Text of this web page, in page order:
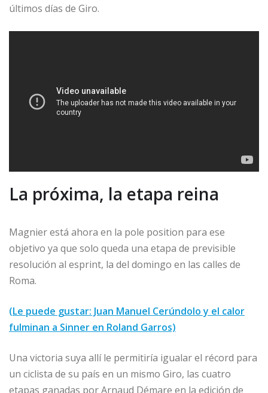
últimos días de Giro.
La próxima, la etapa reina
Magnier está ahora en la pole position para ese
objetivo ya que solo queda una etapa de previsible
resolución al esprint, la del domingo en las calles de
Roma.
(Le puede gustar: Juan Manuel Cerúndolo y el calor
fulminan a Sinner en Roland Garros)
Una victoria suya allí le permitiría igualar el récord para
un ciclista de su país en un mismo Giro, las cuatro
etapas ganadas por Arnaud Démare en la edición de